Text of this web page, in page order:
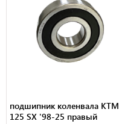
подшипник коленвала KTM
125 SX '98-25 правый